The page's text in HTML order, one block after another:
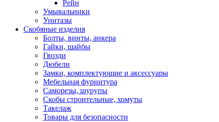
Рейн
Умывальники
Унитазы
Скобяные изделия
Болты, винты, анкера
Гайки, шайбы
Гвозди
Дюбели
Замки, комплектующие и аксессуары
Мебельная фурнитура
Саморезы, шурупы
Скобы строительные, хомуты
Такелаж
Товары для безопасности